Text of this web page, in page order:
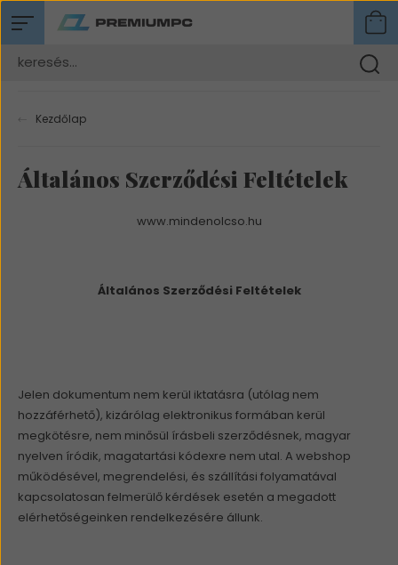
Kezdőlap
Általános Szerződési Feltételek
www.mindenolcso.hu
Általános Szerződési Feltételek
Jelen dokumentum nem kerül iktatásra (utólag nem
hozzáférhető), kizárólag elektronikus formában kerül
megkötésre, nem minősül írásbeli szerződésnek, magyar
nyelven íródik, magatartási kódexre nem utal. A webshop
működésével, megrendelési, és szállítási folyamatával
kapcsolatosan felmerülő kérdések esetén a megadott
elérhetőségeinken rendelkezésére állunk.